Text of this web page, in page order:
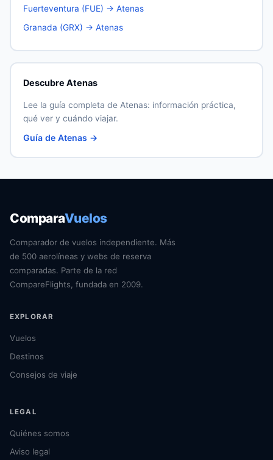
Fuerteventura (FUE) → Atenas
Granada (GRX) → Atenas
Descubre Atenas
Lee la guía completa de Atenas: información práctica,
qué ver y cuándo viajar.
Guía de Atenas →
ComparaVuelos
Comparador de vuelos independiente. Más
de 500 aerolíneas y webs de reserva
comparadas. Parte de la red
CompareFlights, fundada en 2009.
EXPLORAR
Vuelos
Destinos
Consejos de viaje
LEGAL
Quiénes somos
Aviso legal